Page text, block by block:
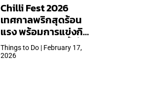
Chilli Fest 2026
เทศกาลพริกสุดร้อน
แรง พร้อมการแข่งกิน
พริก จัด 28 มี.ค.นี้ ที่โรง
แรมคิมป์ตัน มาลัยฯ
Things to Do | February 17,
2026